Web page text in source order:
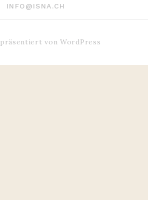
präsentiert vonWordPress
INFO@ISNA.CH